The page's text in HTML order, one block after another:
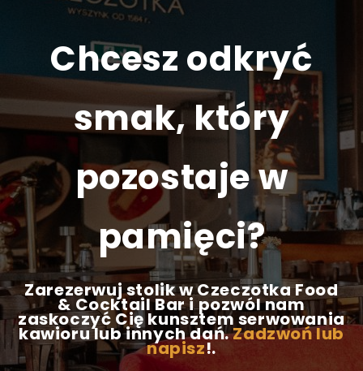
Chcesz odkryć
smak, który
pozostaje w
pamięci?
Zarezerwuj stolik w Czeczotka Food
& Cocktail Bar i pozwól nam
zaskoczyć Cię kunsztem serwowania
kawioru lub innych dań.Zadzwoń lub
napisz!.